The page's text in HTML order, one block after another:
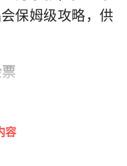
保姆级攻略，供
日19:30演出场
容